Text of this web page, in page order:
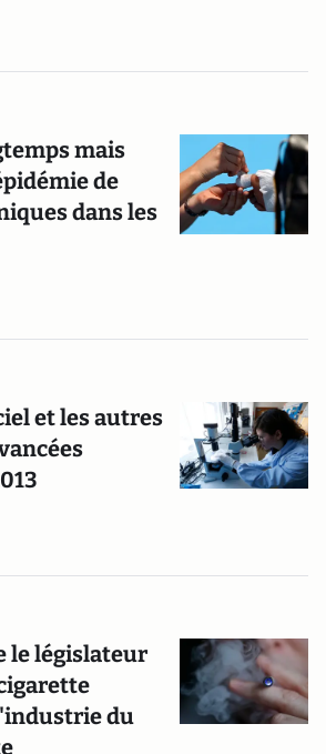
mais
de
dans les
et les autres
le législateur
du